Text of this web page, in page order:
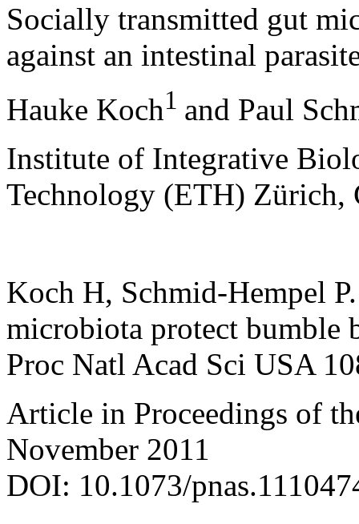
Socially transmitted gut
against an intestinal
Hauke Koch1 and Paul
Institute of Integrative
Technology (ETH) Zürich,
Koch H, Schmid-Hempel
microbiota protect bumble
Proc Natl Acad Sci USA
Article in Proceedings of
November 2011
DOI: 10.1073/